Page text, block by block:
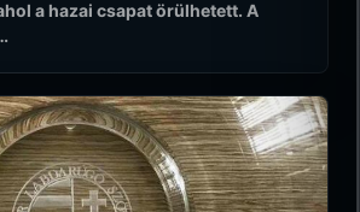
a hazai csapat örülhetett. A